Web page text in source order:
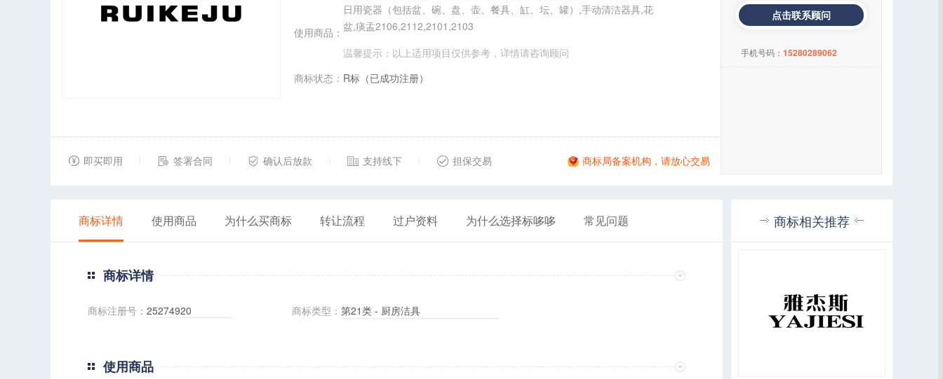
使用商品：
日用瓷器（包括盆、碗、盘、壶、餐具、缸、坛、罐）,手动清洁器具,花
盆,痰盂2106,2112,2101,2103
温馨提示：以上适用项目仅供参考，详情请咨询顾问
商标状态： R标（已成功注册）
即买即用 签署合同 确认后放款 支持线下 担保交易 商标局备案机构，请放心交易
点击联系顾问
手机号码： 15280289062
商标详情 使用商品 为什么买商标 转让流程 过户资料 为什么选择标哆哆 常见问题
商标详情
商标注册号： 25274920 商标类型： 第21类 - 厨房洁具
使用商品
商标相关推荐